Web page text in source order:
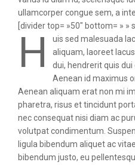
ullamcorper congue sem, a
[divider top= »50″ bottom= » »
H
uis sed malesuada
aliquam, laoreet
dui, hendrerit quis
Aenean id maximus
Aenean aliquam erat non mi
pharetra, risus et tincidunt
nec consequat nisi diam ac
volutpat condimentum.
ligula bibendum aliquet ac
bibendum justo, eu